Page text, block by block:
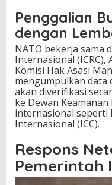
Penggalian
dengan
NATO bekerja sama
Internasional
Komisi Hak Asasi
mengumpulkan data
akan diverifikasi
ke Dewan
internasional seperti
Internasional (ICC).
Respons
Pemerintah